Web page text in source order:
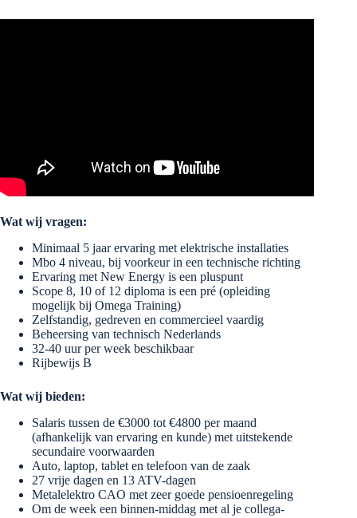
Wat wij vragen:
Minimaal 5 jaar ervaring met elektrische installaties
Mbo 4 niveau, bij voorkeur in een technische richting
Ervaring met New Energy is een pluspunt
Scope 8, 10 of 12 diploma is een pré (opleiding
mogelijk bij Omega Training)
Zelfstandig, gedreven en commercieel vaardig
Beheersing van technisch Nederlands
32-40 uur per week beschikbaar
Rijbewijs B
Wat wij bieden:
Salaris tussen de €3000 tot €4800 per maand
(afhankelijk van ervaring en kunde) met uitstekende
secundaire voorwaarden
Auto, laptop, tablet en telefoon van de zaak
27 vrije dagen en 13 ATV-dagen
Metalelektro CAO met zeer goede pensioenregeling
Om de week een binnen-middag met al je collega-